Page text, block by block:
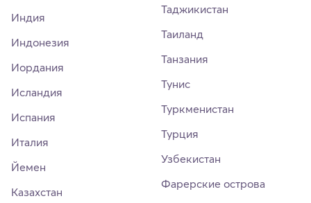
Индия
Индонезия
Иордания
Исландия
Испания
Италия
Йемен
Казахстан
Таджикистан
Таиланд
Танзания
Тунис
Туркменистан
Турция
Узбекистан
Фарерские острова